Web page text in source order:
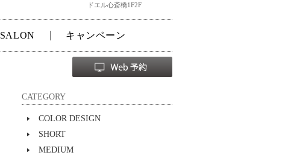
ドエル心斎橋1F2F
SALON キャンペーン
CATEGORY
COLOR DESIGN
SHORT
MEDIUM